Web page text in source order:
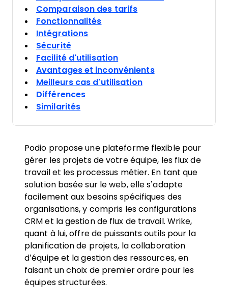
Comparaison des tarifs
Fonctionnalités
Intégrations
Sécurité
Facilité d'utilisation
Avantages et inconvénients
Meilleurs cas d'utilisation
Différences
Similarités
Podio propose une plateforme flexible pour
gérer les projets de votre équipe, les flux de
travail et les processus métier. En tant que
solution basée sur le web, elle s’adapte
facilement aux besoins spécifiques des
organisations, y compris les configurations
CRM et la gestion de flux de travail. Wrike,
quant à lui, offre de puissants outils pour la
planification de projets, la collaboration
d’équipe et la gestion des ressources, en
faisant un choix de premier ordre pour les
équipes structurées.